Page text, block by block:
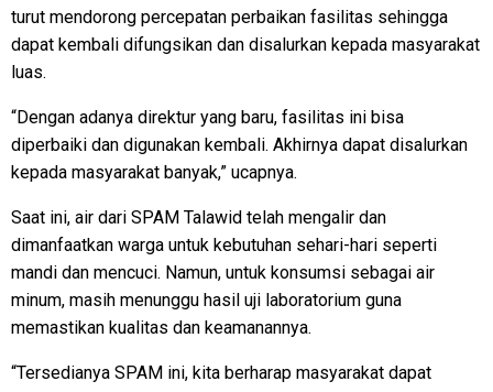
turut mendorong percepatan perbaikan fasilitas sehingga
dapat kembali difungsikan dan disalurkan kepada masyarakat
luas.
“Dengan adanya direktur yang baru, fasilitas ini bisa
diperbaiki dan digunakan kembali. Akhirnya dapat disalurkan
kepada masyarakat banyak,” ucapnya.
Saat ini, air dari SPAM Talawid telah mengalir dan
dimanfaatkan warga untuk kebutuhan sehari-hari seperti
mandi dan mencuci. Namun, untuk konsumsi sebagai air
minum, masih menunggu hasil uji laboratorium guna
memastikan kualitas dan keamanannya.
“Tersedianya SPAM ini, kita berharap masyarakat dapat